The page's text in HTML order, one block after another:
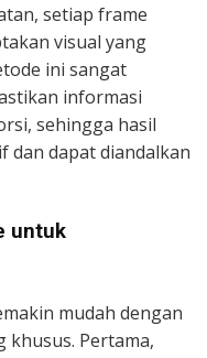
setiap frame
visual yang
ini sangat
informasi
sehingga hasil
dan dapat diandalkan
untuk
mudah dengan
khusus. Pertama,